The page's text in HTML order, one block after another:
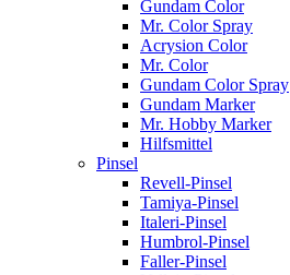
Gundam Color
Mr. Color Spray
Acrysion Color
Mr. Color
Gundam Color Spray
Gundam Marker
Mr. Hobby Marker
Hilfsmittel
Pinsel
Revell-Pinsel
Tamiya-Pinsel
Italeri-Pinsel
Humbrol-Pinsel
Faller-Pinsel